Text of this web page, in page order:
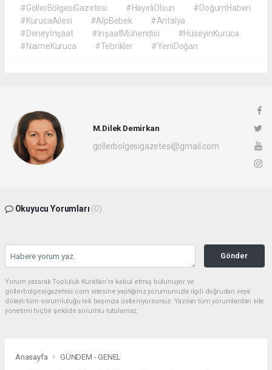
#GöllerBölgesiGazetesi #HayırlıOlsun
#DoğumHaberi
#KurucaAilesi
#AlpBebek
#Antalya
#Deneyİnşaat
#İnşaatMühendisi
#HüseyinKuruca
#NaimeKuruca
#Tebrikler #YeniDoğan
M.Dilek Demirkan
gollerbolgesigazetesi@gmail.com
Okuyucu Yorumları (0)
Gönder
Yorum yazarak Topluluk Kuralları’nı kabul etmiş bulunuyor ve
gollerbolgesigazetesi.com sitesine yaptığınız yorumunuzla ilgili doğrudan veya
dolaylı tüm sorumluluğu tek başınıza üstleniyorsunuz. Yazılan tüm yorumlardan site
yönetimi hiçbir şekilde sorumlu tutulamaz.
Anasayfa GÜNDEM - GENEL